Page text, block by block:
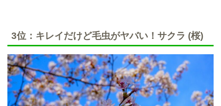
3位： キレイだけど毛虫がヤバい！サクラ (桜)